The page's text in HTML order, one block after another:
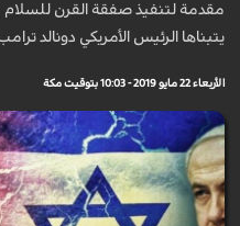
مقدمة لتنفيذ صفقة القرن للسلام
يتبناها الرئيس الأمريكي دونالد
الأربعاء 22 مايو 2019 - 10:03 بتوقيت مكة